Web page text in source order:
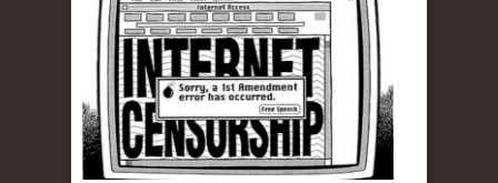
wechatimg866.jpeg